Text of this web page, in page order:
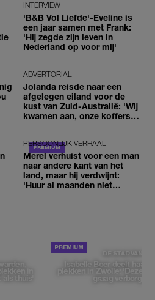
INTERVIEW
'B&B Vol Liefde'-Eveline is
een jaar samen met Frank:
'Hij zegde zijn leven in
Nederland op voor mij'
ADVERTORIAL
Jolanda reisde naar een
afgelegen eiland voor de
kust van Zuid-Australië: 'Wij
kwamen aan, onze koffers
PERSOONLIJK VERHAAL
Merel verhuist voor een man
naar andere kant van het
land, maar hij verdwijnt:
'Huur al maanden niet
in
thuis'
DE STAD VAN
Isabelle Boer deelt haar
plekken in Zwolle: 'Deze
graag verborgen'